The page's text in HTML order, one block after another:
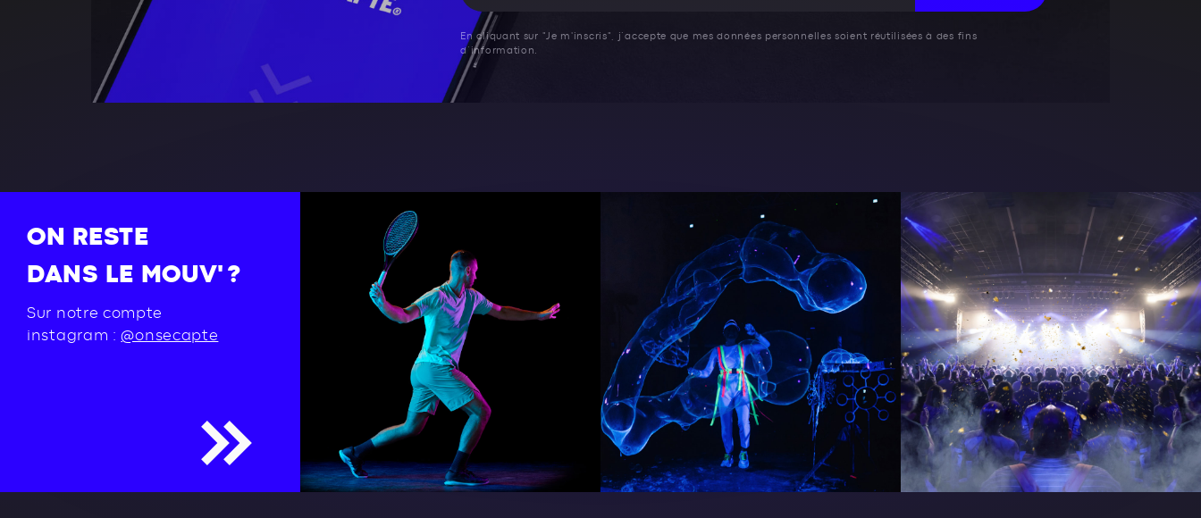
En cliquant sur "Je m'inscris", j’accepte que mes données personnelles soient réutilisées à des fins
d’information.
ON RESTE
DANS LE MOUV' ?
Sur notre compte
instagram :@onsecapte